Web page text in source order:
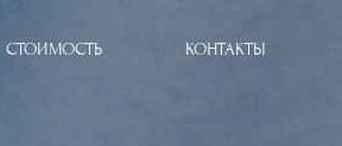
СТОИМОСТЬ КОНТАКТЫ